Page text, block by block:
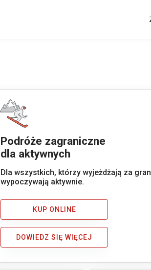
Podróże zagraniczne
dla aktywnych
Dla wszystkich, którzy wyjeżdżają za
wypoczywają aktywnie.
KUP ONLINE
DOWIEDZ SIĘ WIĘCEJ